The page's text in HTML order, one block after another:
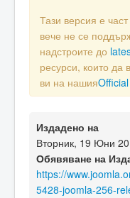
Тази версия е
вече не се
надстроите до
ресурси, които да
ви на нашия
Издадено на
Вторник, 19 Юни
Обявяване на
https://
5428-joomla-256-